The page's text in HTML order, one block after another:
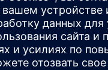
интеграции,
решений